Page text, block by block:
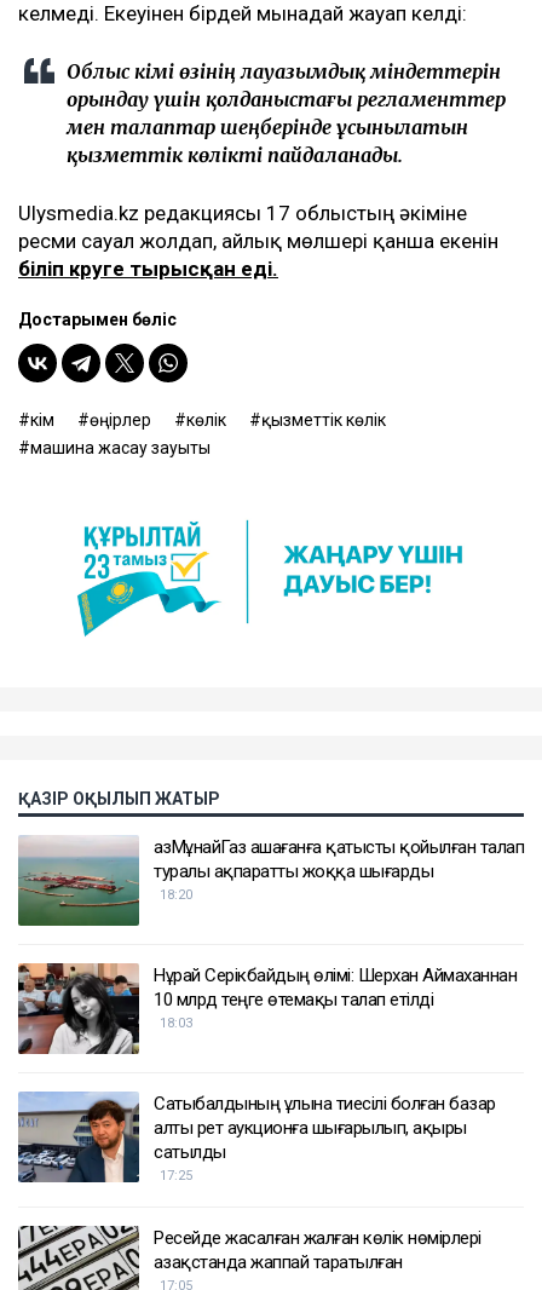
келмеді. Екеуінен бірдей мынадай жауап келді:
Облыс әкімі өзінің лауазымдық міндеттерін
орындау үшін қолданыстағы регламенттер
мен талаптар шеңберінде ұсынылатын
қызметтік көлікті пайдаланады.
Ulysmedia.kz редакциясы 17 облыстың әкіміне
ресми сауал жолдап, айлық мөлшері қанша екенін
біліп көруге тырысқан еді.
Достарыңмен бөліс
әкім өңірлер көлік
қызметтік көлік
машина жасау зауыты